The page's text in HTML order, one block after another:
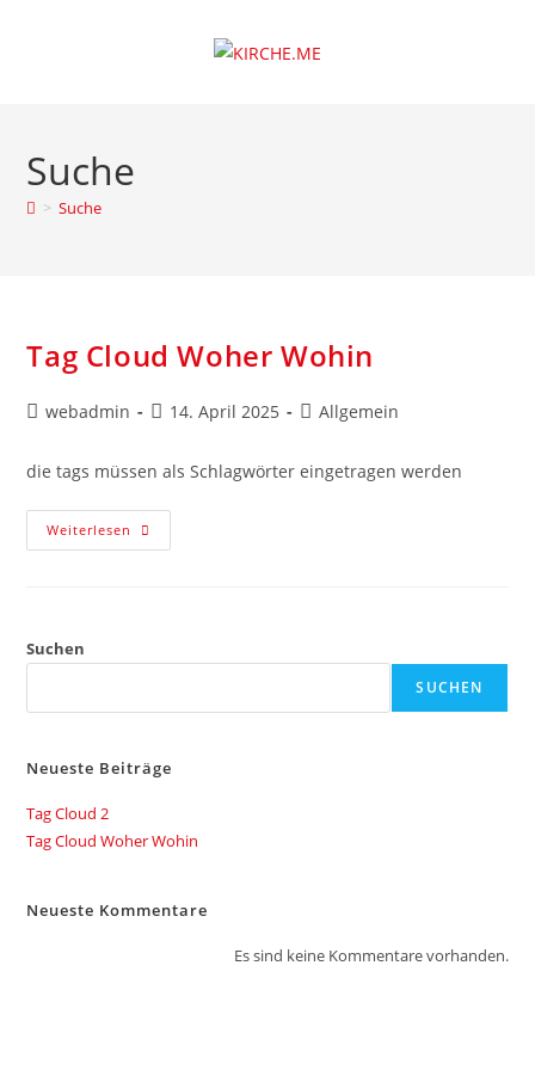
Suche
> Suche
Tag Cloud Woher Wohin
Beitrags-
webadmin
Beitrag
14. April 2025
Beitrags-
Allgemein
die tags müssen als Schlagwörter eingetragen werden
Weiterlesen Tag
Cloud
Suchen
SUCHEN
Neueste Beiträge
Tag Cloud 2
Tag Cloud Woher Wohin
Neueste Kommentare
Es sind keine Kommentare vorhanden.